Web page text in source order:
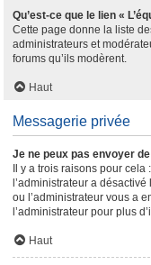
Qu’est-ce que le lien «
Cette page donne la liste
administrateurs et
forums qu’ils modèrent.
Haut
Messagerie privée
Je ne peux pas envoyer
Il y a trois raisons pour
l’administrateur a
ou l’administrateur vous a
l’administrateur pour plus
Haut